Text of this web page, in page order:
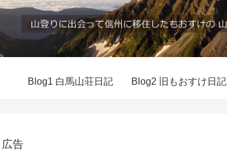
Blog1 白馬山荘日記 Blog2 旧もおすけ日記
広告